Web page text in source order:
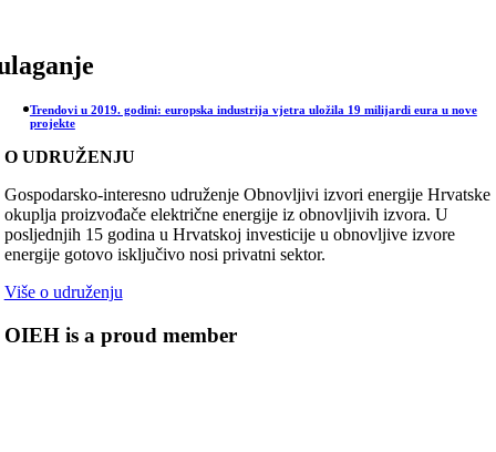
Trendovi u 2019. godini: europska industrija vjetra uložila 19 milijardi eura u nove
projekte
O UDRUŽENJU
Gospodarsko-interesno udruženje Obnovljivi izvori energije Hrvatske
okuplja proizvođače električne energije iz obnovljivih izvora. U
posljednjih 15 godina u Hrvatskoj investicije u obnovljive izvore
energije gotovo isključivo nosi privatni sektor.
Više o udruženju
OIEH is a proud member